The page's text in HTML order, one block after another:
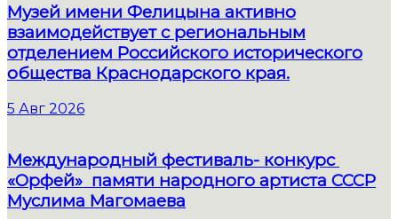
Музей имени Фелицына активно
взаимодействует с региональным
отделением Российского исторического
общества Краснодарского края.
5 Авг 2026
Международный фестиваль- конкурс
«Орфей» памяти народного артиста СССР
Муслима Магомаева